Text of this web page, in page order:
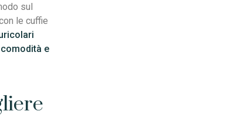
sul
le cuffie
e